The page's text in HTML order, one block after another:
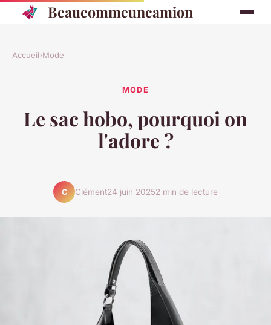
Beaucommeuncamion
Accueil›Mode
MODE
Le sac hobo, pourquoi on
l'adore ?
C Clément24 juin 20252 min de lecture